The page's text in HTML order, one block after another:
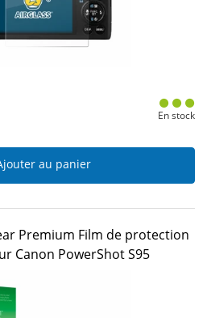
En stock
au panier
Premium Film de protection
Canon PowerShot S95